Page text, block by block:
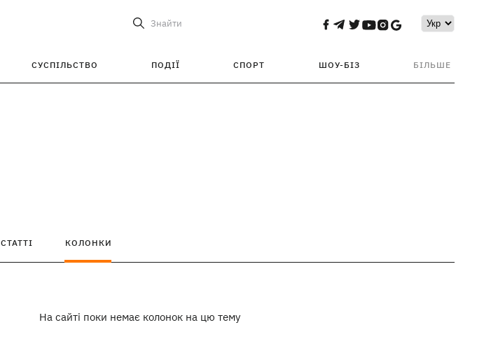
Знайти
СУСПІЛЬСТВО ПОДІЇ СПОРТ ШОУ-БІЗ БІЛЬШЕ
СТАТТІ КОЛОНКИ
На сайті поки немає колонок на цю тему